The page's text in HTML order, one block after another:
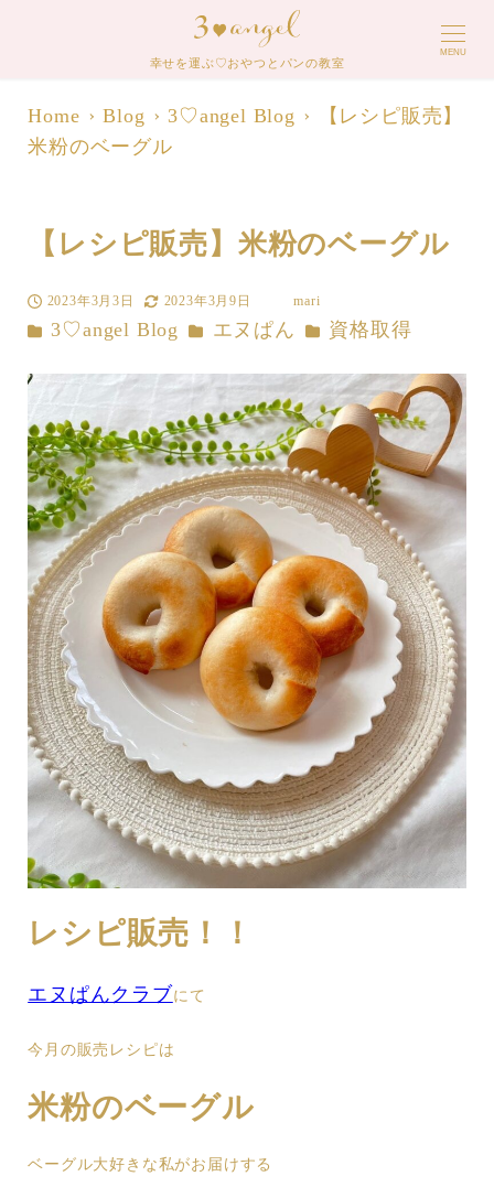
幸せを運ぶ♡おやつとパンの教室
MENU
Home Blog 3♡angel Blog
【レシピ販売】
米粉のベーグル
【レシピ販売】米粉のベーグル
投稿日
2023年3月3日
更新日
2023年3月9日
者
mari
カテゴリー
3♡angel Blog カテゴリー
エヌぱん カテゴリー
資格取得
レシピ販売！！
エヌぱんクラブにて
今月の販売レシピは
米粉のベーグル
ベーグル大好きな私がお届けする